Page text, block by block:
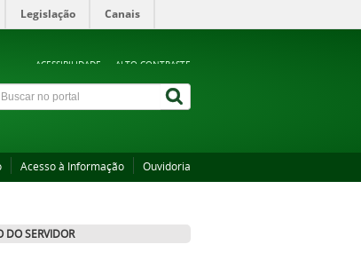
Legislação Canais
ACESSIBILIDADE ALTO CONTRASTE
Acesso à Informação Ouvidoria
DO SERVIDOR